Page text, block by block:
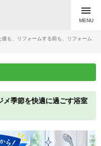

MENU
も、リフォームする前も、リフォーム
メ季節を快適に過ごす浴室